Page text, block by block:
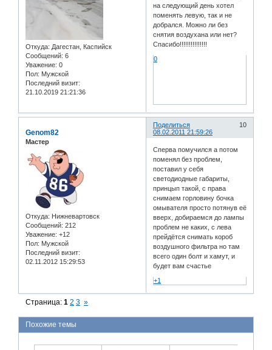
Откуда: Дагестан, Каспийск
Сообщений: 6
Уважение: 0
Пол: Мужской
Последний визит:
21.10.2019 21:21:36
на следующий день хотел
поменять левую, так и не
добрался. Можно ли без
снятия воздухана или нет?
Спасибо!!!!!!!!!!!!!!!
0
Поделиться
10
08.02.2011 21:59:26
Genom82
Мастер
Откуда: Нижневартовск
Сообщений: 212
Уважение: +12
Пол: Мужской
Последний визит:
02.11.2012 15:29:53
Сперва помучился а потом
поменял без проблем,
поставил у себя
светодиодные габариты,
принцып такой, с права
снимаем горловину бочка
омывателя просто потянув её
вверх, добираемся до лампы
проблем не каких, с лева
прейдётся снимать короб
воздушного фильтра но там
всего один болт и хамут, и
будет вам счастье
+1
Страница:1 2 3 »
Похожие темы